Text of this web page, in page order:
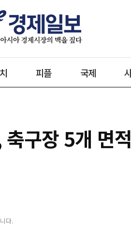
피플 국제
구장 5개 면
다.